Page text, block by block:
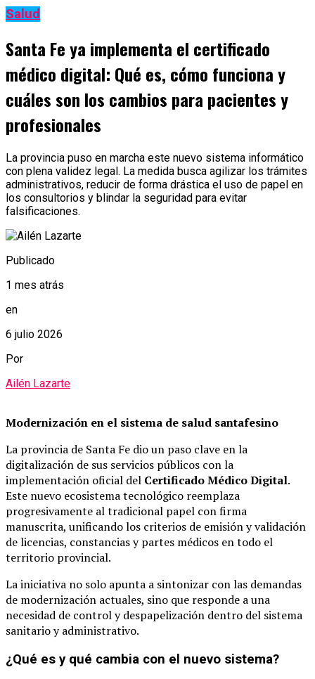
Salud
Santa Fe ya implementa el certificado
médico digital: Qué es, cómo funciona y
cuáles son los cambios para pacientes y
profesionales
La provincia puso en marcha este nuevo sistema informático
con plena validez legal. La medida busca agilizar los trámites
administrativos, reducir de forma drástica el uso de papel en
los consultorios y blindar la seguridad para evitar
falsificaciones.
Publicado
1 mes atrás
en
6 julio 2026
Por
Ailén Lazarte
Modernización en el sistema de salud santafesino
La provincia de Santa Fe dio un paso clave en la
digitalización de sus servicios públicos con la
implementación oficial del Certificado Médico Digital.
Este nuevo ecosistema tecnológico reemplaza
progresivamente al tradicional papel con firma
manuscrita, unificando los criterios de emisión y validación
de licencias, constancias y partes médicos en todo el
territorio provincial.
La iniciativa no solo apunta a sintonizar con las demandas
de modernización actuales, sino que responde a una
necesidad de control y despapelización dentro del sistema
sanitario y administrativo.
¿Qué es y qué cambia con el nuevo sistema?